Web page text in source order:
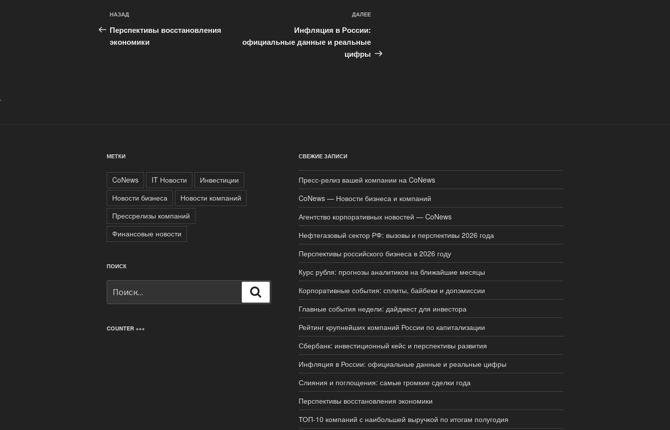
Навигация
по
записям
Предыдущая
запись:
НАЗАД
Перспективы восстановления
экономики
ДАЛЕЕ
Инфляция в России:
официальные данные и реальные
цифры
.
МЕТКИ
CoNews IT Новости
Инвестиции
Новости бизнеса
Новости компаний
Прессрелизы компаний
Финансовые новости
ПОИСК
COUNTER +++
СВЕЖИЕ ЗАПИСИ
Пресс-релиз вашей компании на CoNews
CoNews — Новости бизнеса и компаний
Агентство корпоративных новостей — CoNews
Нефтегазовый сектор РФ: вызовы и перспективы 2026 года
Перспективы российского бизнеса в 2026 году
Курс рубля: прогнозы аналитиков на ближайшие месяцы
Корпоративные события: сплиты, байбеки и допэмиссии
Главные события недели: дайджест для инвестора
Рейтинг крупнейших компаний России по капитализации
Сбербанк: инвестиционный кейс и перспективы развития
Инфляция в России: официальные данные и реальные цифры
Слияния и поглощения: самые громкие сделки года
Перспективы восстановления экономики
ТОП-10 компаний с наибольшей выручкой по итогам полугодия